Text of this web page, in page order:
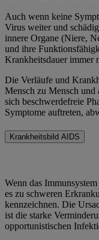
Auch wenn keine
Virus weiter und
innere Organe (Niere,
und ihre
Krankheitsdauer immer
Die Verläufe und
Mensch zu Mensch und
sich beschwerdefreie
Symptome auftreten,
Krankheitsbild AIDS
Wenn das
es zu schweren
kennzeichnen. Die
ist die starke
opportunistischen